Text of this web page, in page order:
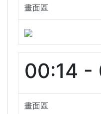
畫面區
00:14 -
畫面區